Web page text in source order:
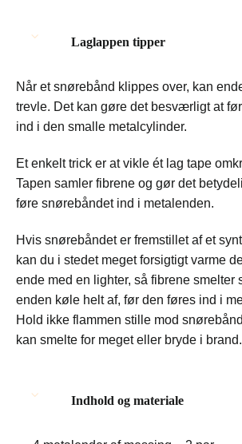
Laglappen tipper
Når et snørebånd klippes over, kan
trevle. Det kan gøre det besværligt at
ind i den smalle metalcylinder.
Et enkelt trick er at vikle ét lag tape
Tapen samler fibrene og gør det
føre snørebåndet ind i metalenden.
Hvis snørebåndet er fremstillet af et
kan du i stedet meget forsigtigt varme
ende med en lighter, så fibrene smelter
enden køle helt af, før den føres ind i
Hold ikke flammen stille mod
kan smelte for meget eller bryde i brand.
Indhold og materiale